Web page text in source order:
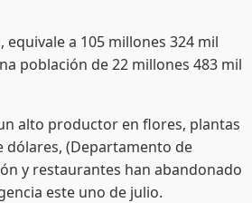
a 105 millones 324 mil
población de 22 millones 483 mil
alto productor en flores, plantas
dólares, (Departamento de
y restaurantes han abandonado
este uno de julio.